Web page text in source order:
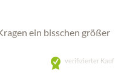
ein bisschen größer
verifizierter Kauf